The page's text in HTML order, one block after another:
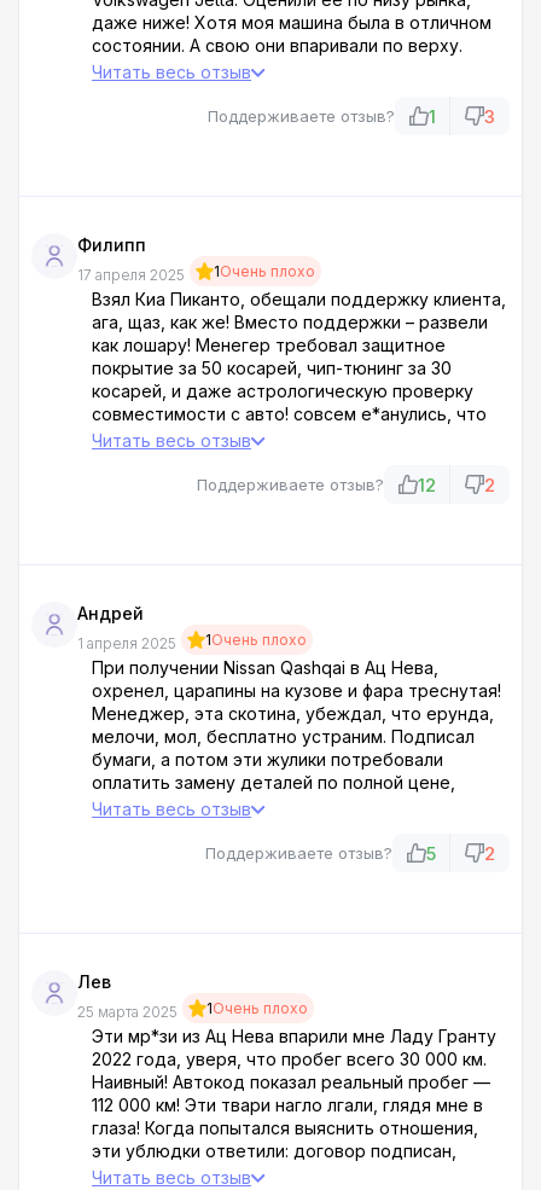
даже ниже! Хотя моя машина была в отличном
состоянии. А свою они впаривали по верху.
Обмен получается просто убийственный для
максимуму. Кидают людей на каждом этапе
Читать весь отзыв
Поддерживаете отзыв? 1 3
Филипп
17 апреля 2025 1Очень плохо
Взял Киа Пиканто, обещали поддержку клиента,
ага, щаз, как же! Вместо поддержки – развели
как лошару! Менегер требовал защитное
покрытие за 50 косарей, чип-тюнинг за 30
косарей, и даже астрологическую проверку
совместимости с авто! совсем е*анулись, что
ли? Отказался – начал сроки поставки
резина зимняя, сезон заканчивался – пришлось
Читать весь отзыв
Поддерживаете отзыв? 12 2
Андрей
1 апреля 2025 1Очень плохо
При получении Nissan Qashqai в Ац Нева,
охренел, царапины на кузове и фара треснутая!
Менеджер, эта скотина, убеждал, что ерунда,
мелочи, мол, бесплатно устраним. Подписал
бумаги, а потом эти жулики потребовали
оплатить замену деталей по полной цене,
б*ядь! Отказался платить, так угрожать начали,
подадим, скоты! В итоге ремонтировал сам,
Читать весь отзыв
Поддерживаете отзыв? 5 2
Лев
25 марта 2025 1Очень плохо
Эти мр*зи из Ац Нева впарили мне Ладу Гранту
2022 года, уверя, что пробег всего 30 000 км.
Наивный! Автокод показал реальный пробег —
112 000 км! Эти твари нагло лгали, глядя мне в
глаза! Когда попытался выяснить отношения,
эти ублюдки ответили: договор подписан,
проблемы ваши. Черти, горите в аду!
Читать весь отзыв